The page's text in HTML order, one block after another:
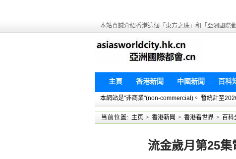
本站真誠介紹香港這個「東方之珠」和「亞洲國際都
主頁 香港新聞 中國新聞 百科
本網站是"非商業"(non-commercial)。 暫統計至
当前位置: 主页 > 香港新聞 > 香港看世界 > 百科
流金歲月第25